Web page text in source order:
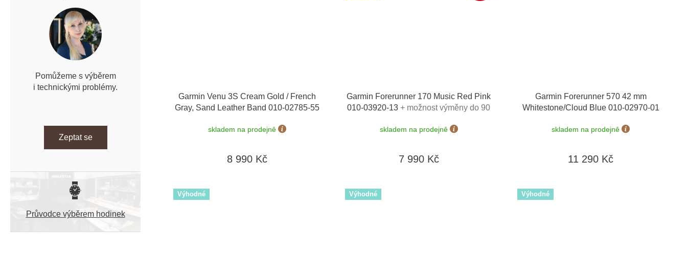
Pomůžeme s výběrem
i technickými problémy.
Zeptat se
Průvodce výběrem hodinek
Garmin Venu 3S Cream Gold / French
Gray, Sand Leather Band 010-02785-55
skladem na prodejně
8 990 Kč
Garmin Forerunner 170 Music Red Pink
010-03920-13+ možnost výměny do 90
skladem na prodejně
7 990 Kč
Garmin Forerunner 570 42 mm
Whitestone/Cloud Blue 010-02970-01
skladem na prodejně
11 290 Kč
Výhodné Výhodné Výhodné